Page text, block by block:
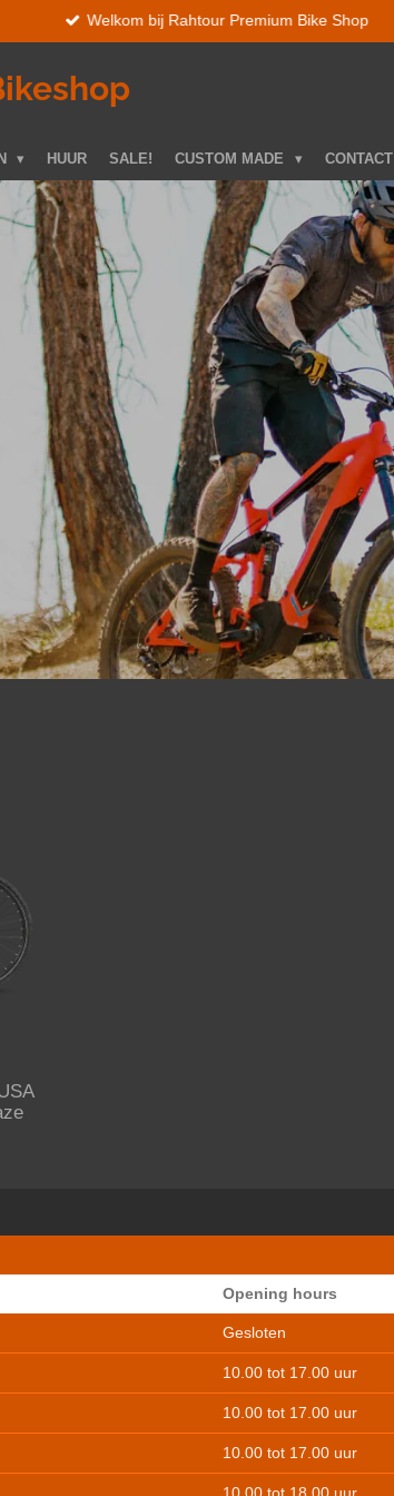
Welkom bij Rahtour Premium Bike Shop
HUUR SALE! CUSTOM MADE CONTACT
Opening hours
Gesloten
10.00 tot 17.00 uur
10.00 tot 17.00 uur
10.00 tot 17.00 uur